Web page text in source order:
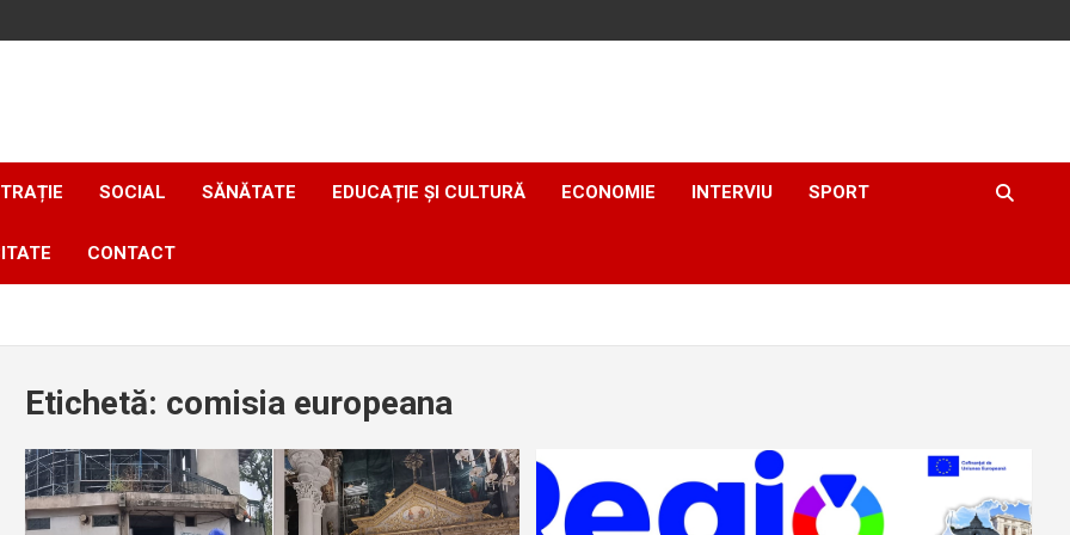
SOCIAL SĂNĂTATE EDUCAȚIE ȘI CULTURĂ ECONOMIE INTERVIU SPORT
CONTACT
Etichetă: comisia europeana